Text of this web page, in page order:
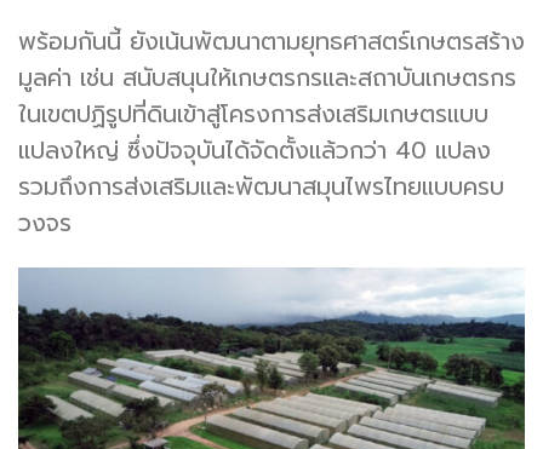
พร้อมกันนี้ ยังเน้นพัฒนาตามยุทธศาสตร์เกษตรสร้าง
มูลค่า เช่น สนับสนุนให้เกษตรกรและสถาบันเกษตรกร
ในเขตปฏิรูปที่ดินเข้าสู่โครงการส่งเสริมเกษตรแบบ
แปลงใหญ่ ซึ่งปัจจุบันได้จัดตั้งแล้วกว่า 40 แปลง
รวมถึงการส่งเสริมและพัฒนาสมุนไพรไทยแบบครบ
วงจร